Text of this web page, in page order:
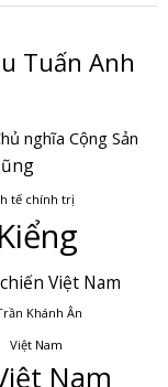
Tuấn Anh
nghĩa Cộng Sản
tế chính trị
Việt Nam
Khánh Ân
Việt Nam
Nam